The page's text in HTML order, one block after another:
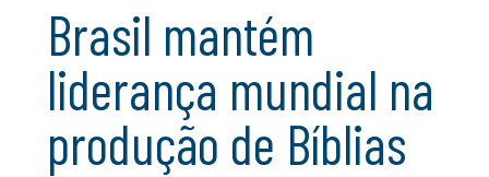
Brasil mantém
liderança mundial na
produção de Bíblias